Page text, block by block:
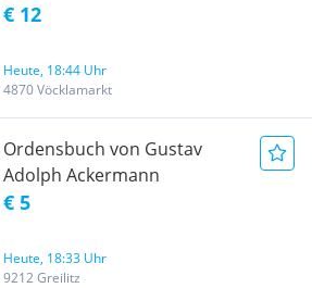
Leerschatulle
€ 12
Heute, 18:44 Uhr
4870 Vöcklamarkt
Ordensbuch von Gustav
Adolph Ackermann
€ 5
Heute, 18:33 Uhr
9212 Greilitz